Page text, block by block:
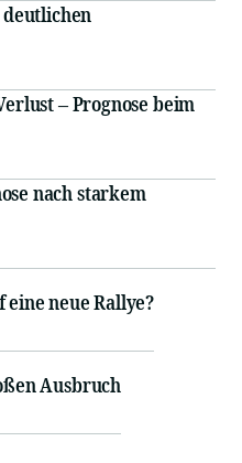
– Prognose beim
nach starkem
eine neue Rallye?
Ausbruch